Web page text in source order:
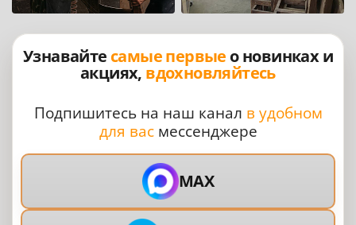
Узнавайте самые первые о новинках и
акциях, вдохновляйтесь
Подпишитесь на наш канал в удобном
для васмессенджере
MAX